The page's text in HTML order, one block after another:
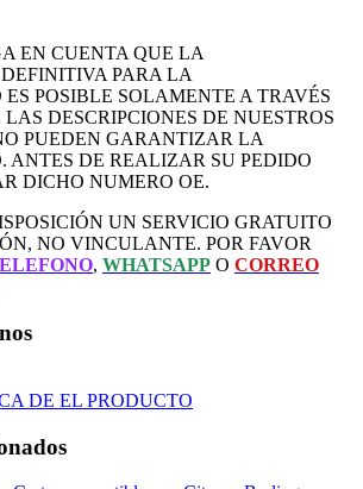
EN CUENTA QUE LA
PARA LA
POSIBLE SOLAMENTE A TRAVÉS
DESCRIPCIONES DE NUESTROS
PUEDEN GARANTIZAR LA
ANTES DE REALIZAR SU PEDIDO
DICHO NUMERO OE.
UN SERVICIO GRATUITO
NO VINCULANTE. POR FAVOR
, WHATSAPP O CORREO
DE EL PRODUCTO